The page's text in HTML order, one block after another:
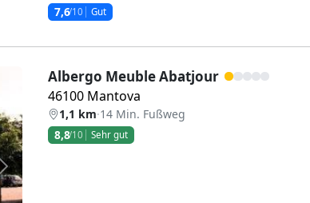
7,6/10 Gut
Weiter
Albergo Meuble Abatjour
46100 Mantova
1,1 km·14 Min. Fußweg
8,8/10 Sehr gut